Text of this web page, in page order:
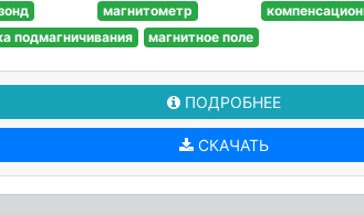
магнитометр
подмагничивания
магнитное поле
ПОДРОБНЕЕ
СКАЧАТЬ